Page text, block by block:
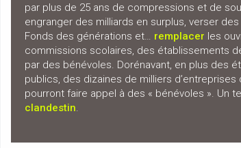
par plus de 25 ans de compressions et de
engranger des milliards en surplus, verser
Fonds des générations et… remplacer les
commissions scolaires, des établissements
par des bénévoles. Dorénavant, en plus des
publics, des dizaines de milliers
pourront faire appel à des « bénévoles ». Un
clandestin.